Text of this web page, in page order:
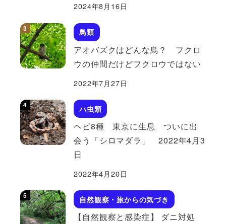
2024年8月16日
鳥類
アオバズクはどんな鳥？ フクロ
ウの仲間だけどフクロウではない
2022年7月27日
ハ虫類
ヘビ8種 東京に生息 ついに出
会う「シロマダラ」 2022年4月3
日
2022年4月20日
自然観察・旅からの気づき
【自然観察と感染症】 ダニ対処